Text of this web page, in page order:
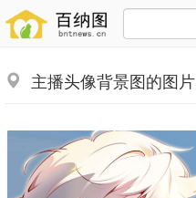
主播头像背景图的图片